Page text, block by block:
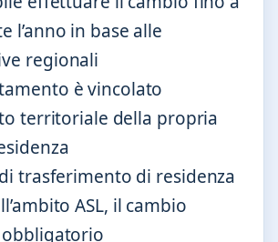
l’anno in base alle
regionali
è vincolato
territoriale della propria
trasferimento di residenza
ASL, il cambio